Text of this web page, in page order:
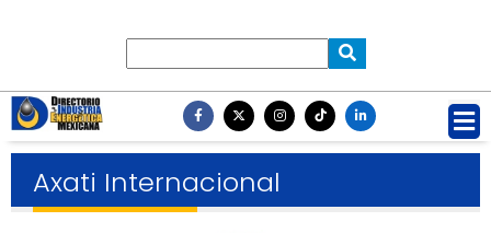
Axati Internacional